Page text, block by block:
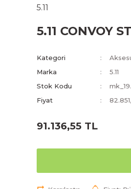
5.11
5.11 CONVOY
Kategori
Marka
5.11
Stok Kodu
Fiyat
91.136,55 TL